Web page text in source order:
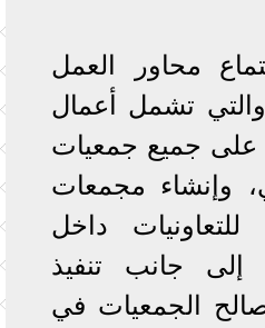
محاور العمل
والتي تشمل أعمال
على جميع جمعيات
وإنشاء مجمعات
داخل
إلى جانب تنفيذ
الجمعيات في